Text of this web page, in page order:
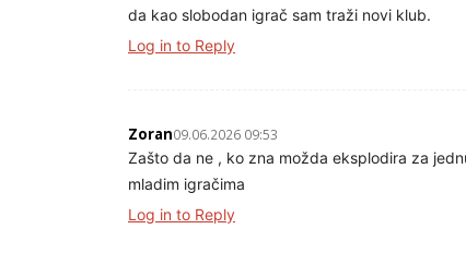
da kao slobodan igrač sam traži novi klub.
Log in to Reply
Zoran09.06.2026 09:53
Zašto da ne , ko zna možda eksplodira za
mladim igračima
Log in to Reply